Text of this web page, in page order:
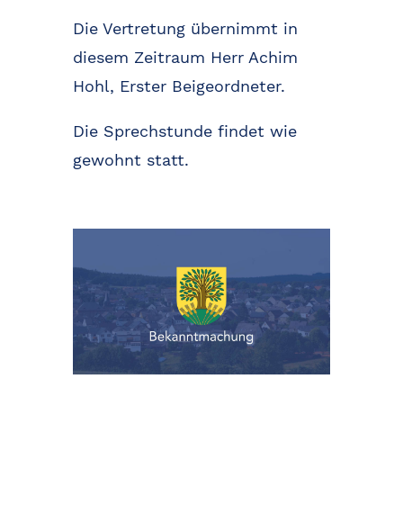
Die Vertretung übernimmt in
diesem Zeitraum Herr Achim
Hohl, Erster Beigeordneter.
Die Sprechstunde findet wie
gewohnt statt.